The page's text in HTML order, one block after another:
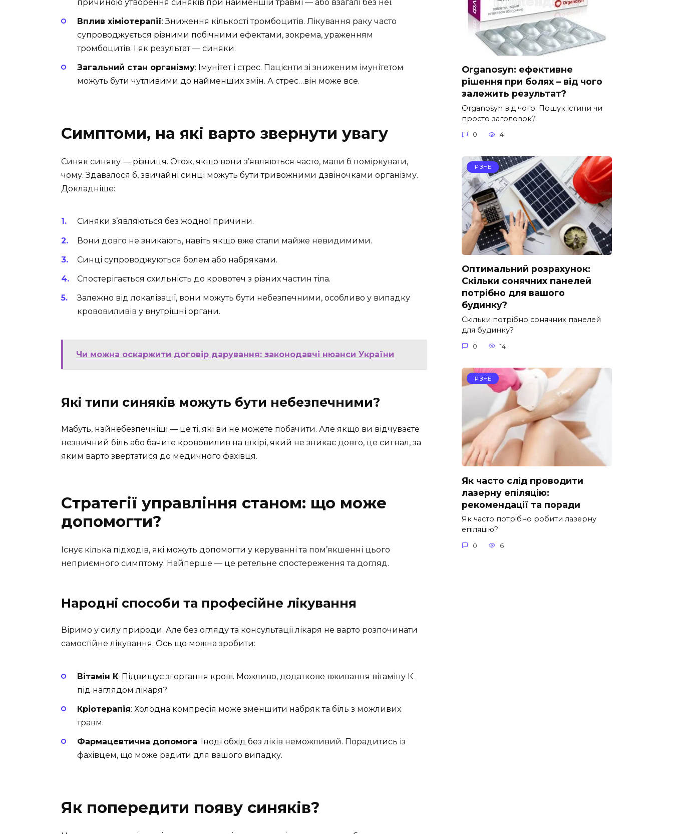
причиною утворення синяків при найменшій травмі — або взагалі без неї.
Вплив хіміотерапії: Зниження кількості тромбоцитів. Лікування раку часто
супроводжується різними побічними ефектами, зокрема, ураженням
тромбоцитів. І як результат — синяки.
Загальний стан організму: Імунітет і стрес. Пацієнти зі зниженим імунітетом
можуть бути чутливими до найменших змін. А стрес…він може все.
Симптоми, на які варто звернути увагу
Синяк синяку — різниця. Отож, якщо вони з’являються часто, мали б поміркувати,
чому. Здавалося б, звичайні синці можуть бути тривожними дзвіночками організму.
Докладніше:
Синяки з’являються без жодної причини.
Вони довго не зникають, навіть якщо вже стали майже невидимими.
Синці супроводжуються болем або набряками.
Спостерігається схильність до кровотеч з різних частин тіла.
Залежно від локалізації, вони можуть бути небезпечними, особливо у випадку
крововиливів у внутрішні органи.
Чи можна оскаржити договір дарування: законодавчі нюанси України
Які типи синяків можуть бути небезпечними?
Мабуть, найнебезпечніші — це ті, які ви не можете побачити. Але якщо ви відчуваєте
незвичний біль або бачите крововилив на шкірі, який не зникає довго, це сигнал, за
яким варто звертатися до медичного фахівця.
Стратегії управління станом: що може
допомогти?
Існує кілька підходів, які можуть допомогти у керуванні та пом’якшенні цього
неприємного симптому. Найперше — це ретельне спостереження та догляд.
Народні способи та професійне лікування
Віримо у силу природи. Але без огляду та консультації лікаря не варто розпочинати
самостійне лікування. Ось що можна зробити:
Вітамін К: Підвищує згортання крові. Можливо, додаткове вживання вітаміну К
під наглядом лікаря?
Кріотерапія: Холодна компресія може зменшити набряк та біль з можливих
травм.
Фармацевтична допомога: Іноді обхід без ліків неможливий. Порадитись із
фахівцем, що може радити для вашого випадку.
Як попередити появу синяків?
Organosyn: ефективне
рішення при болях – від чого
залежить результат?
Organosyn від чого: Пошук істини чи
просто заголовок?
0 4
РІЗНЕ
Оптимальний розрахунок:
Скільки сонячних панелей
потрібно для вашого
будинку?
Скільки потрібно сонячних панелей
для будинку?
0 14
РІЗНЕ
Як часто слід проводити
лазерну епіляцію:
рекомендації та поради
Як часто потрібно робити лазерну
епіляцію?
0 6